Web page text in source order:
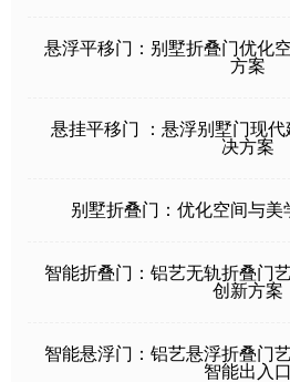
悬浮平移门：别墅折叠门优化
方案
悬挂平移门 ：悬浮别墅门现
决方案
别墅折叠门：优化空间与美
智能折叠门：铝艺无轨折叠门
创新方案
智能悬浮门：铝艺悬浮折叠门
智能出入口